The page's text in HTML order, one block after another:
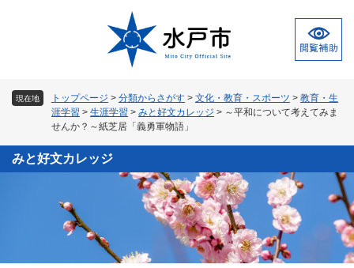
文
現在地 トップページ > 分類からさがす > 文化・教育・スポーツ > 教育・生
涯学習 > 生涯学習 > みと好文カレッジ > ～平和について考えてみま
せんか？～紙芝居「義勇軍物語」
みと好文カレッジ